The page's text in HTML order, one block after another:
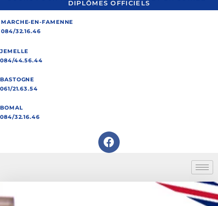
DIPLÔMES OFFICIELS
MARCHE-EN-FAMENNE
084/32.16.46
JEMELLE
084/44.56.44
BASTOGNE
061/21.63.54
BOMAL
084/32.16.46